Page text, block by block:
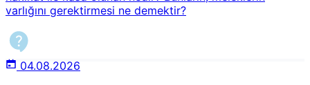
varlığını gerektirmesi ne demektir?
04.08.2026